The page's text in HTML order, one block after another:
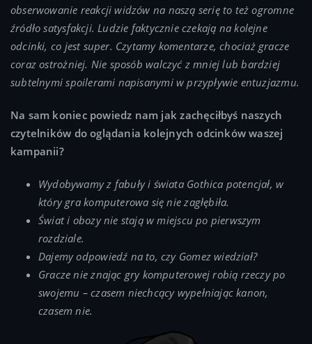
obserwowanie reakcji widzów na naszą serię to też ogromne
źródło satysfakcji. Ludzie faktycznie czekają na kolejne
odcinki, co jest super. Czytamy komentarze, chociaż gracze
coraz ostrożniej. Nie sposób walczyć z mniej lub bardziej
subtelnymi spoilerami napisanymi w przypływie entuzjazmu.
Na sam koniec powiedz nam jak zachęciłbyś naszych
czytelników do oglądania kolejnych odcinków waszej
kampanii?
Wydobywamy z fabuły i świata Gothica potencjał, w
który gra komputerowa się nie zagłębiła.
Świat i obozy nie stają w miejscu po pierwszym
rozdziale.
Dajemy odpowiedź na to, czy Gomez wiedział?
Gracze nie znając gry komputerowej robią rzeczy po
swojemu – czasem niechcący wypełniając kanon,
czasem nie.